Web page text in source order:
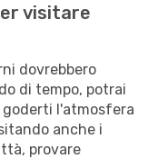
visitare
dovrebbero
di tempo, potrai
goderti l'atmosfera
anche i
provare